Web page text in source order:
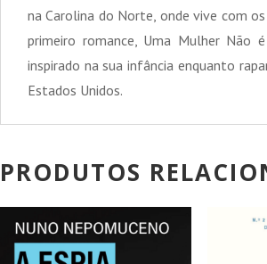
na Carolina do Norte, onde vive com
primeiro romance, Uma Mulher Não
inspirado na sua infância enquanto
Estados Unidos.
PRODUTOS
PROMOÇÃO!